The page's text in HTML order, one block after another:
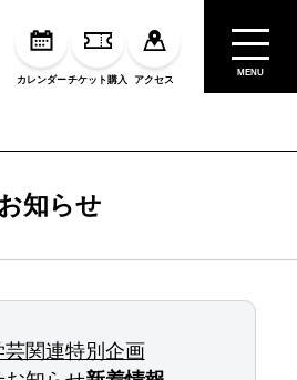
カレンダーチケット購入 アクセス
MENU
知らせ
芸関連特別企画